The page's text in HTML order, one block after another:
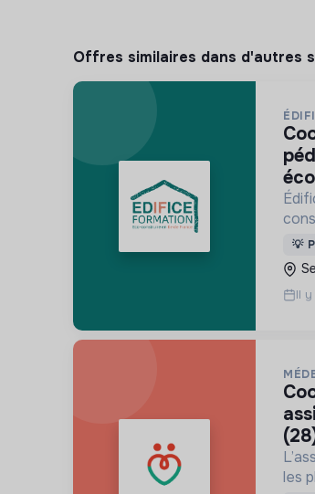
Offres similaires dans d'autres
coordinateur.rice technique et
et
💡
Il
coordinateur / coordinatrice
les